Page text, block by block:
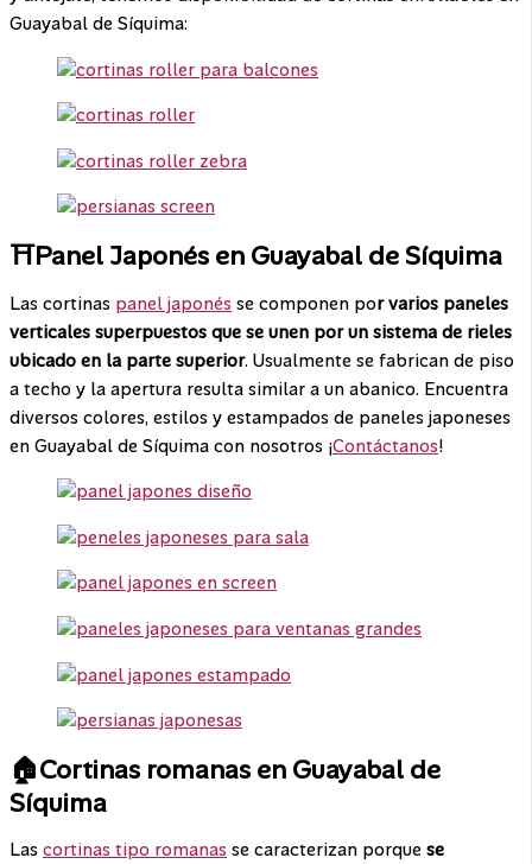
Guayabal de Síquima:
⛩️Panel Japonés en Guayabal de Síquima
Las cortinas panel japonés se componen por varios paneles
verticales superpuestos que se unen por un sistema de rieles
ubicado en la parte superior. Usualmente se fabrican de piso
a techo y la apertura resulta similar a un abanico. Encuentra
diversos colores, estilos y estampados de paneles japoneses
en Guayabal de Síquima con nosotros ¡Contáctanos!
🏠Cortinas romanas en Guayabal de
Síquima
Las cortinas tipo romanas se caracterizan porque se